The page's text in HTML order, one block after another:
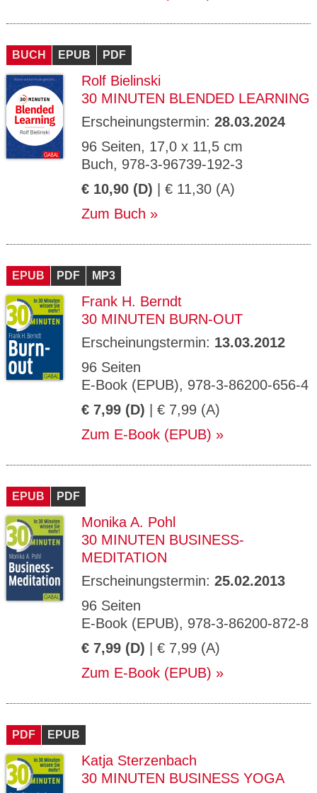
BUCH EPUB PDF
Rolf Bielinski
30 MINUTEN BLENDED LEARNING
Erscheinungstermin: 28.03.2024
96 Seiten, 17,0 x 11,5 cm
Buch, 978-3-96739-192-3
€ 10,90 (D) | € 11,30 (A)
Zum Buch
EPUB PDF MP3
Frank H. Berndt
30 MINUTEN BURN-OUT
Erscheinungstermin: 13.03.2012
96 Seiten
E-Book (EPUB), 978-3-86200-656-4
€ 7,99 (D) | € 7,99 (A)
Zum E-Book (EPUB)
EPUB PDF
Monika A. Pohl
30 MINUTEN BUSINESS-
MEDITATION
Erscheinungstermin: 25.02.2013
96 Seiten
E-Book (EPUB), 978-3-86200-872-8
€ 7,99 (D) | € 7,99 (A)
Zum E-Book (EPUB)
PDF EPUB
Katja Sterzenbach
30 MINUTEN BUSINESS YOGA